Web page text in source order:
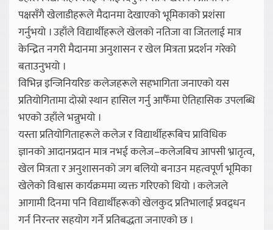
पक्षसँगै खेलाडीहरूले मैदानमा देखाएको भूमिकाको प्रशंसा
गर्नुभयो । उहाँले विद्यार्थीहरूले खेलको नतिजा वा जितलाई मात्र
केन्द्रित नगरी मैदानमा अनुशासन र खेल मित्रता प्रदर्शन गरेको
बताउनुभयो ।
विभिन्न इन्जिनियरिङ कलेजहरूले सहभागिता जनाएको यस
प्रतियोगितामा दोस्रो स्थान हासिल गर्नु आफैँमा ऐतिहासिक उपलब्धि
भएको उहाँले भन्नुभयो ।
यस्ता प्रतियोगिताहरूले कलेज र विद्यार्थीहरूबिच प्राविधिक
ज्ञानको आदानप्रदान मात्र नभई कलेज–कलेजबिच आपसी भ्रातृत्व,
खेल मित्रता र अनुशासनको जग बलियो बनाउन महत्वपूर्ण भूमिका
खेलेको विश्वास कार्यक्रममा व्यक्त गरिएको थियो । कलेजले
आगामी दिनमा पनि विद्यार्थीहरूको खेलकुद प्रतिभालाई प्रवद्र्धन
गर्न निरन्तर सहयोग गर्ने प्रतिबद्धता जनाएको छ ।